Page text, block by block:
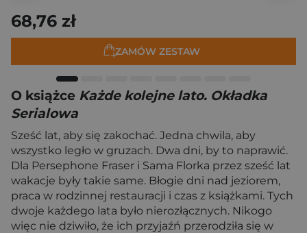
68,76 zł
ZAMÓW ZESTAW
O książce Każde kolejne lato. Okładka
Serialowa
Sześć lat, aby się zakochać. Jedna chwila, aby
wszystko legło w gruzach. Dwa dni, by to naprawić.
Dla Persephone Fraser i Sama Florka przez sześć lat
wakacje były takie same. Błogie dni nad jeziorem,
praca w rodzinnej restauracji i czas z książkami. Tych
dwoje każdego lata było nierozłącznych. Nikogo
więc nie dziwiło, że ich przyjaźń przerodziła się w